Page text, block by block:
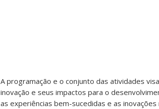
A programação e o conjunto das atividades
inovação e seus impactos para o
as experiências bem-sucedidas e as